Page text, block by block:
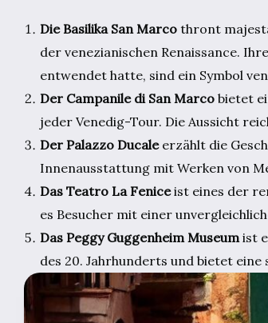
Die Basilika San Marco thront
der venezianischen Renaissance.
entwendet hatte, sind ein Symbol
Der Campanile di San Marco bietet
jeder Venedig-Tour. Die Aussicht
Der Palazzo Ducaleerzählt die
Innenausstattung mit Werken von
Das Teatro La Feniceist eines der
es Besucher mit einer
Das Peggy Guggenheim Museum ist
des 20. Jahrhunderts und bietet eine